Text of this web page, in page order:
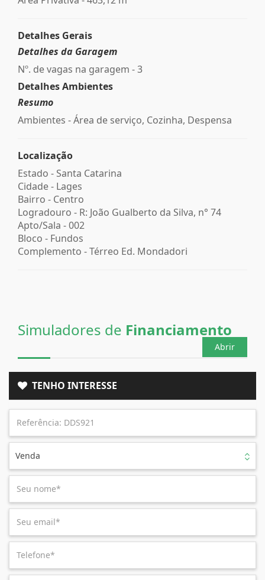
Detalhes Gerais
Detalhes da Garagem
Nº. de vagas na garagem - 3
Detalhes Ambientes
Resumo
Ambientes - Área de serviço, Cozinha, Despensa
Localização
Estado - Santa Catarina
Cidade - Lages
Bairro - Centro
Logradouro - R: João Gualberto da Silva, n° 74
Apto/Sala -002
Bloco - Fundos
Complemento -Térreo Ed. Mondadori
Simuladores de Financiamento
Abrir
TENHO INTERESSE
Venda